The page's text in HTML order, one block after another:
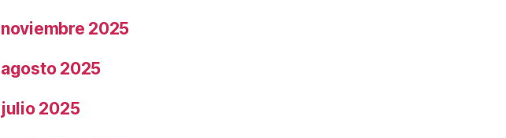
noviembre 2025
agosto 2025
julio 2025